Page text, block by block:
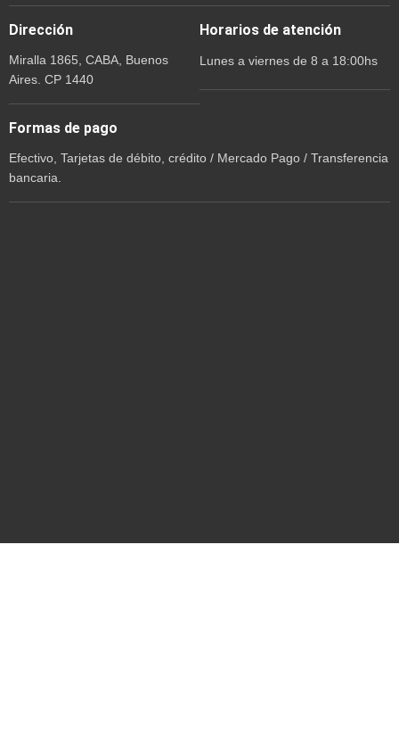
Dirección
Miralla 1865, CABA, Buenos
Aires. CP 1440
Horarios de atención
Lunes a viernes de 8 a 18:00hs
Formas de pago
Efectivo, Tarjetas de débito, crédito / Mercado Pago / Transferencia
bancaria.